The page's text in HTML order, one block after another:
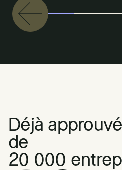
Déjà
de
20 000